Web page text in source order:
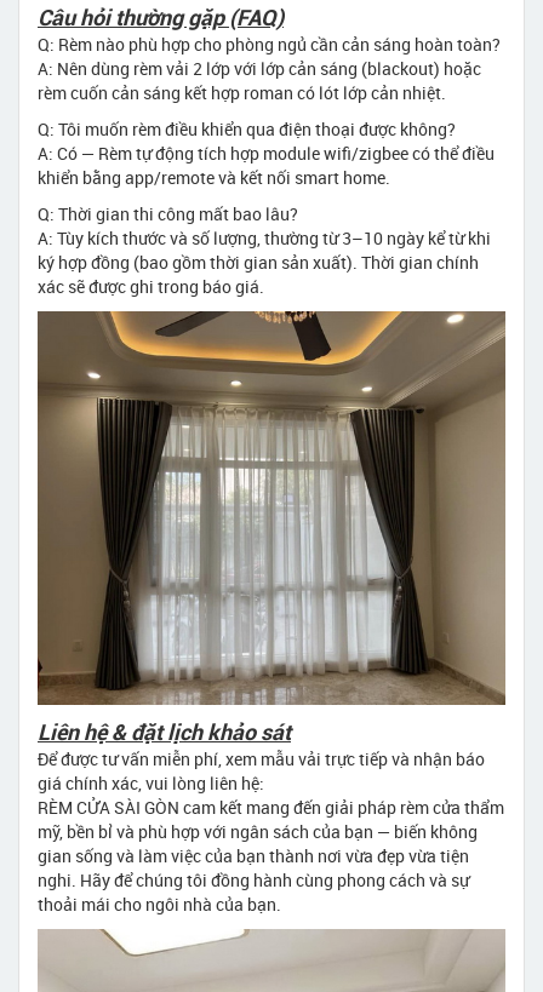
Câu hỏi thường gặp (FAQ)
Q: Rèm nào phù hợp cho phòng ngủ cần cản sáng hoàn toàn?
A: Nên dùng rèm vải 2 lớp với lớp cản sáng (blackout) hoặc
rèm cuốn cản sáng kết hợp roman có lót lớp cản nhiệt.
Q: Tôi muốn rèm điều khiển qua điện thoại được không?
A: Có — Rèm tự động tích hợp module wifi/zigbee có thể điều
khiển bằng app/remote và kết nối smart home.
Q: Thời gian thi công mất bao lâu?
A: Tùy kích thước và số lượng, thường từ 3–10 ngày kể từ khi
ký hợp đồng (bao gồm thời gian sản xuất). Thời gian chính
xác sẽ được ghi trong báo giá.
Liên hệ & đặt lịch khảo sát
Để được tư vấn miễn phí, xem mẫu vải trực tiếp và nhận báo
giá chính xác, vui lòng liên hệ:
RÈM CỬA SÀI GÒN cam kết mang đến giải pháp rèm cửa thẩm
mỹ, bền bỉ và phù hợp với ngân sách của bạn — biến không
gian sống và làm việc của bạn thành nơi vừa đẹp vừa tiện
nghi. Hãy để chúng tôi đồng hành cùng phong cách và sự
thoải mái cho ngôi nhà của bạn.